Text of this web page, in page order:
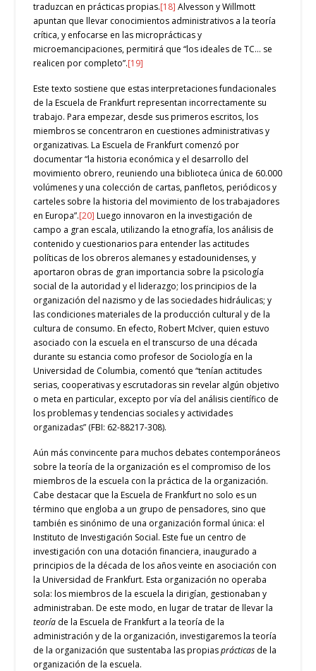
traduzcan en prácticas propias.[18] Alvesson y Willmott
apuntan que llevar conocimientos administrativos a la teoría
crítica, y enfocarse en las microprácticas y
microemancipaciones, permitirá que “los ideales de TC… se
realicen por completo”.[19]
Este texto sostiene que estas interpretaciones fundacionales
de la Escuela de Frankfurt representan incorrectamente su
trabajo. Para empezar, desde sus primeros escritos, los
miembros se concentraron en cuestiones administrativas y
organizativas. La Escuela de Frankfurt comenzó por
documentar “la historia económica y el desarrollo del
movimiento obrero, reuniendo una biblioteca única de 60.000
volúmenes y una colección de cartas, panfletos, periódicos y
carteles sobre la historia del movimiento de los trabajadores
en Europa”.[20] Luego innovaron en la investigación de
campo a gran escala, utilizando la etnografía, los análisis de
contenido y cuestionarios para entender las actitudes
políticas de los obreros alemanes y estadounidenses, y
aportaron obras de gran importancia sobre la psicología
social de la autoridad y el liderazgo; los principios de la
organización del nazismo y de las sociedades hidráulicas; y
las condiciones materiales de la producción cultural y de la
cultura de consumo. En efecto, Robert McIver, quien estuvo
asociado con la escuela en el transcurso de una década
durante su estancia como profesor de Sociología en la
Universidad de Columbia, comentó que “tenían actitudes
serias, cooperativas y escrutadoras sin revelar algún objetivo
o meta en particular, excepto por vía del análisis científico de
los problemas y tendencias sociales y actividades
organizadas” (FBI: 62-88217-308).
Aún más convincente para muchos debates contemporáneos
sobre la teoría de la organización es el compromiso de los
miembros de la escuela con la práctica de la organización.
Cabe destacar que la Escuela de Frankfurt no solo es un
término que engloba a un grupo de pensadores, sino que
también es sinónimo de una organización formal única: el
Instituto de Investigación Social. Este fue un centro de
investigación con una dotación financiera, inaugurado a
principios de la década de los años veinte en asociación con
la Universidad de Frankfurt. Esta organización no operaba
sola: los miembros de la escuela la dirigían, gestionaban y
administraban. De este modo, en lugar de tratar de llevar la
teoría de la Escuela de Frankfurt a la teoría de la
administración y de la organización, investigaremos la teoría
de la organización que sustentaba las propiasprácticas de la
organización de la escuela.